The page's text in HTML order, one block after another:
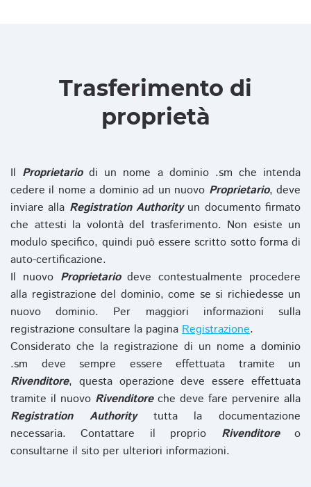
Trasferimento di
proprietà
Il Proprietariodi un nome a dominio .sm che intenda
cedere il nome a dominio ad un nuovo Proprietario, deve
inviare alla Registration Authorityun documento firmato
che attesti la volontà del trasferimento. Non esiste un
modulo specifico, quindi può essere scritto sotto forma di
auto-certificazione.
Il nuovo Proprietariodeve contestualmente procedere
alla registrazione del dominio, come se si richiedesse un
nuovo dominio. Per maggiori informazioni sulla
registrazione consultare la pagina Registrazione.
Considerato che la registrazione di un nome a dominio
.sm deve sempre essere effettuata tramite un
Rivenditore, questa operazione deve essere effettuata
tramite il nuovo Rivenditoreche deve fare pervenire alla
Registration Authoritytutta la documentazione
necessaria. Contattare il proprio Rivenditoreo
consultarne il sito per ulteriori informazioni.